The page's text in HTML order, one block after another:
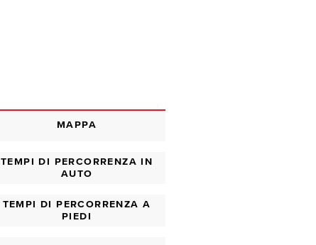
MAPPA
TEMPI DI PERCORRENZA IN
AUTO
TEMPI DI PERCORRENZA A
PIEDI